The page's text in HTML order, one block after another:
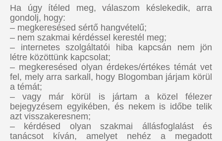
Ha úgy ítéled meg, válaszom késlekedik, arra
gondolj, hogy:
– megkeresésed sértő hangvételű;
– nem szakmai kérdéssel kerestél meg;
– internetes szolgáltatói hiba kapcsán nem jön
létre közöttünk kapcsolat;
– megkeresésed olyan érdekes/értékes témát vet
fel, mely arra sarkall, hogy Blogomban járjam körül
a témát;
– vagy már körül is jártam a közel félezer
bejegyzésem egyikében, és nekem is időbe telik
azt visszakeresnem;
– kérdésed olyan szakmai állásfoglalást és
tanácsot kíván, amelyet nehéz a megadott